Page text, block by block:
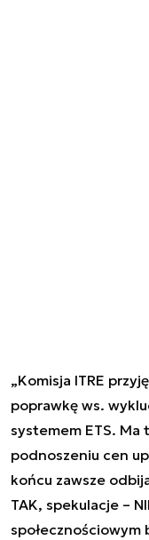
„Komisja ITRE
poprawkę ws.
systemem ETS.
podnoszeniu cen
końcu zawsze
TAK, spekulacje –
społecznościowym